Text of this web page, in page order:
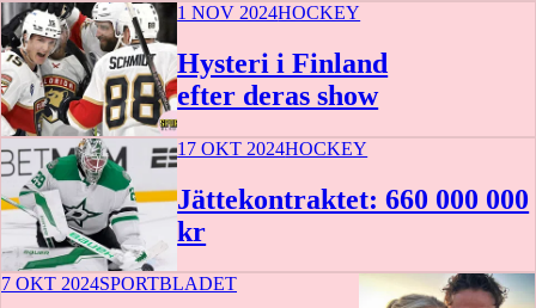
1 NOV 2024HOCKEY
Hysteri i Finland
efter deras show
17 OKT 2024HOCKEY
Jättekontraktet: 660 000 000
kr
7 OKT 2024SPORTBLADET